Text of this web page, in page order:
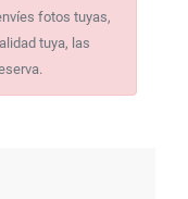
fotos tuyas,
tuya, las